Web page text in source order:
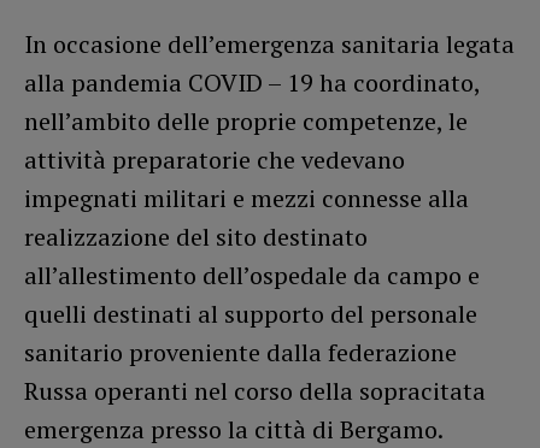
In occasione dell’emergenza sanitaria legata
alla pandemia COVID – 19 ha coordinato,
nell’ambito delle proprie competenze, le
attività preparatorie che vedevano
impegnati militari e mezzi connesse alla
realizzazione del sito destinato
all’allestimento dell’ospedale da campo e
quelli destinati al supporto del personale
sanitario proveniente dalla federazione
Russa operanti nel corso della sopracitata
emergenza presso la città di Bergamo.